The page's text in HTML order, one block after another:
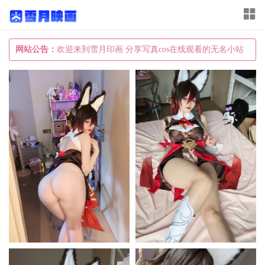
网站公告： 欢迎来到雪月印画 分享写真cos在线观看的无名小站
T
o
g
g
l
e
n
a
v
i
g
a
t
i